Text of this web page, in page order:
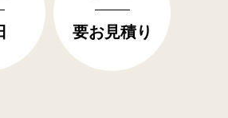
要お見積り